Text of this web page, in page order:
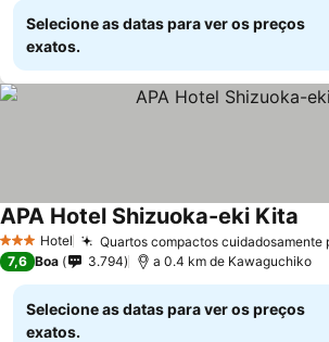
Selecione as datas para ver os preços
exatos.
3 EstrelasHotel Quartos compactos cuidadosamente
APA Hotel Shizuoka-eki Kita
7,6 Boa 3.794 a 0.4 km de Kawaguchiko
Selecione as datas para ver os preços
exatos.